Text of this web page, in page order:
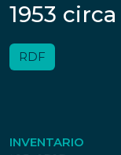
1953 circa
RDF
INVENTARIO